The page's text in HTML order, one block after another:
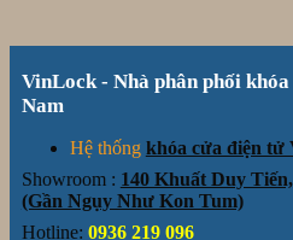
VinLock - Nhà phân phối
Nam
Hệ thống khóa cửa điện tử
Showroom : 140 Khuất Duy
(Gần Ngụy Như Kon Tum)
Hotline: 0936 219 096